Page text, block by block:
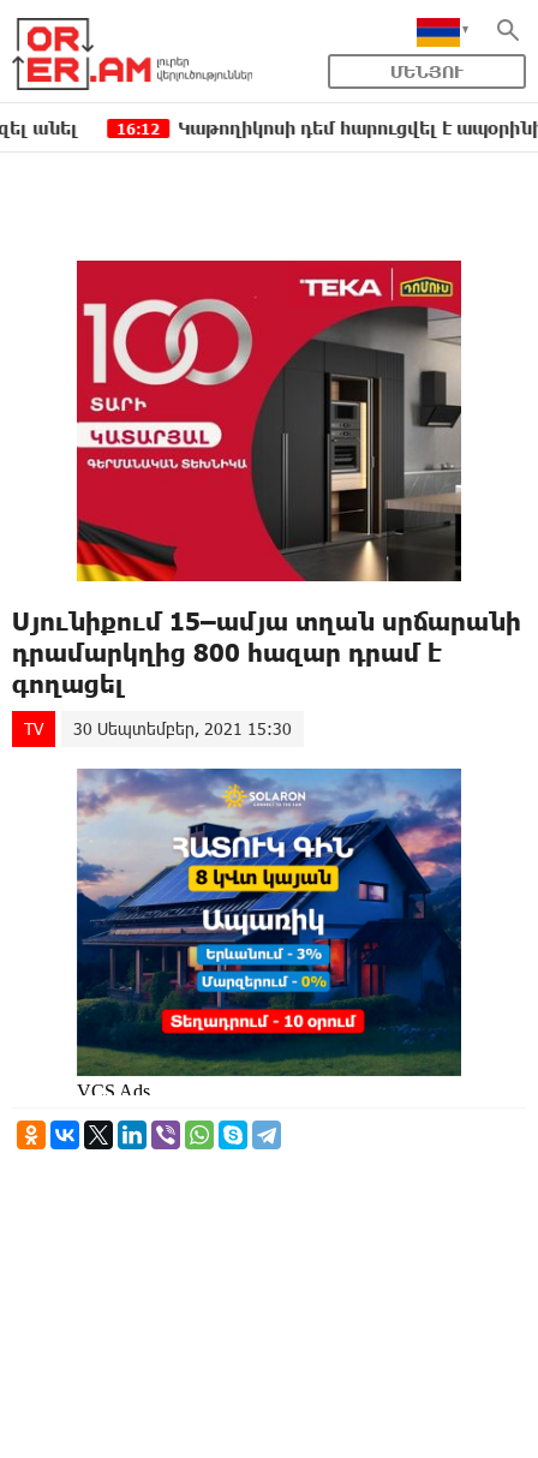
ՄԵՆՅՈՒ
16:12 Կաթողիկոսի դեմ հարուցվել է ապօրինի
Սյունիքում 15–ամյա տղան սրճարանի
դրամարկղից 800 հազար դրամ է
գողացել
TV 30 Սեպտեմբեր, 2021 15:30